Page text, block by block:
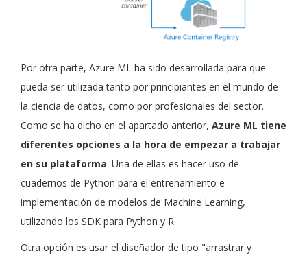
Por otra parte, Azure ML ha sido desarrollada para que
pueda ser utilizada tanto por principiantes en el mundo de
la ciencia de datos, como por profesionales del sector.
Como se ha dicho en el apartado anterior, Azure ML tiene
diferentes opciones a la hora de empezar a trabajar
en su plataforma. Una de ellas es hacer uso de
cuadernos de Python para el entrenamiento e
implementación de modelos de Machine Learning,
utilizando los SDK para Python y R.
Otra opción es usar el diseñador de tipo "arrastrar y